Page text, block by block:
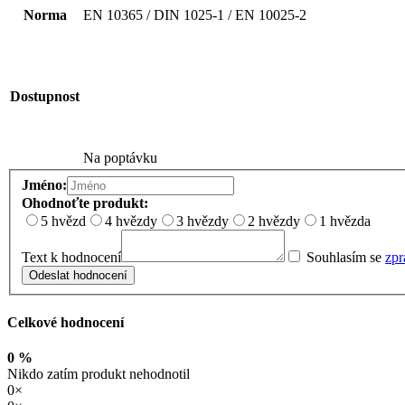
Norma
EN 10365 / DIN 1025-1 / EN 10025-2
Dostupnost
Na poptávku
Jméno:
Ohodnoťte produkt:
5 hvězd
4 hvězdy 3 hvězdy 2 hvězdy 1 hvězda
Text k hodnocení Souhlasím se
Odeslat hodnocení
Celkové hodnocení
0 %
Nikdo zatím produkt nehodnotil
0×